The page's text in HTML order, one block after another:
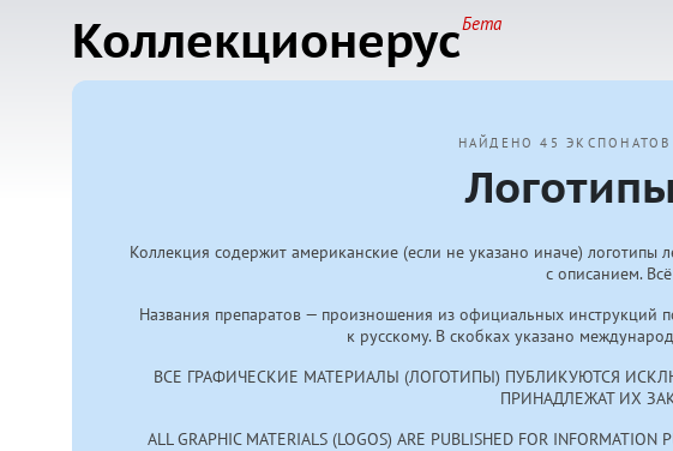
КоллекционерусБета
НАЙДЕНО 45 ЭКСПОНАТОВ
Коллекция содержит американские (если не указано иначе) логотипы
с описанием.
Названия препаратов — произношения из официальных инструкций
к русскому. В скобках указано
ВСЕ ГРАФИЧЕСКИЕ МАТЕРИАЛЫ (ЛОГОТИПЫ) ПУБЛИКУЮТСЯ
ПРИНАДЛЕЖАТ ИХ
ALL GRAPHIC MATERIALS (LOGOS) ARE PUBLISHED FOR INFORMATION